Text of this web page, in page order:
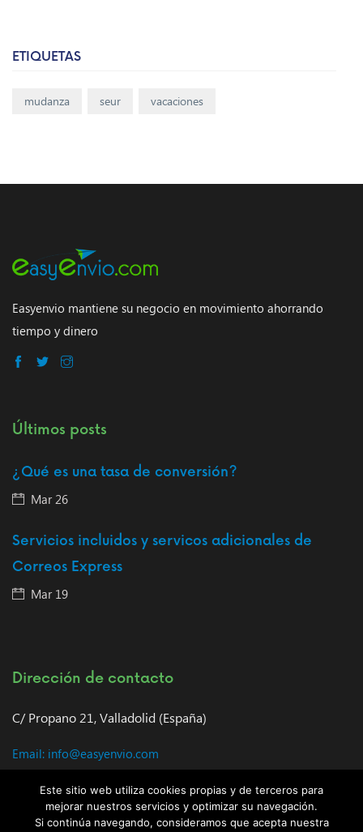
ETIQUETAS
mudanza seur vacaciones
Easyenvio mantiene su negocio en movimiento ahorrando
tiempo y dinero
Últimos posts
¿Qué es una tasa de conversión?
Mar 26
Servicios incluidos y servicos adicionales de
Correos Express
Mar 19
Dirección de contacto
C/ Propano 21, Valladolid (España)
Email: info@easyenvio.com
Horario de atención al cliente: 9:00 – 18:00
Este sitio web utiliza cookies propias y de terceros para
mejorar nuestros servicios y optimizar su navegación.
Si continúa navegando, consideramos que acepta nuestra